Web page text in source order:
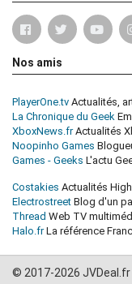
Nos amis
PlayerOne.tv Actualités,
La Chronique du Geek
XboxNews.frActualités
Noopinho Games
Games - Geeks L'actu
Costakies Actualités
Electrostreet Blog d'un
Thread Web TV
Halo.frLa référence
© 2017-2026